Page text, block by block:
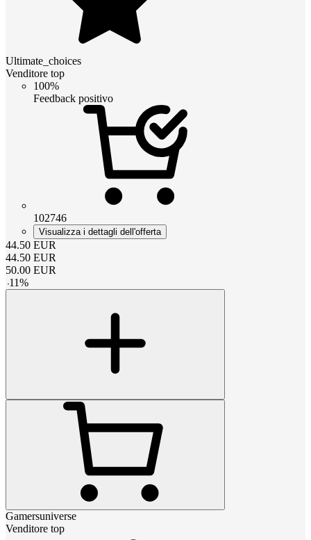
Ultimate_choices
Venditore top
100%
Feedback positivo
102746
Visualizza i dettagli dell'offerta
44.50 EUR
44.50 EUR
50.00 EUR
-11%
Gamersuniverse
Venditore top